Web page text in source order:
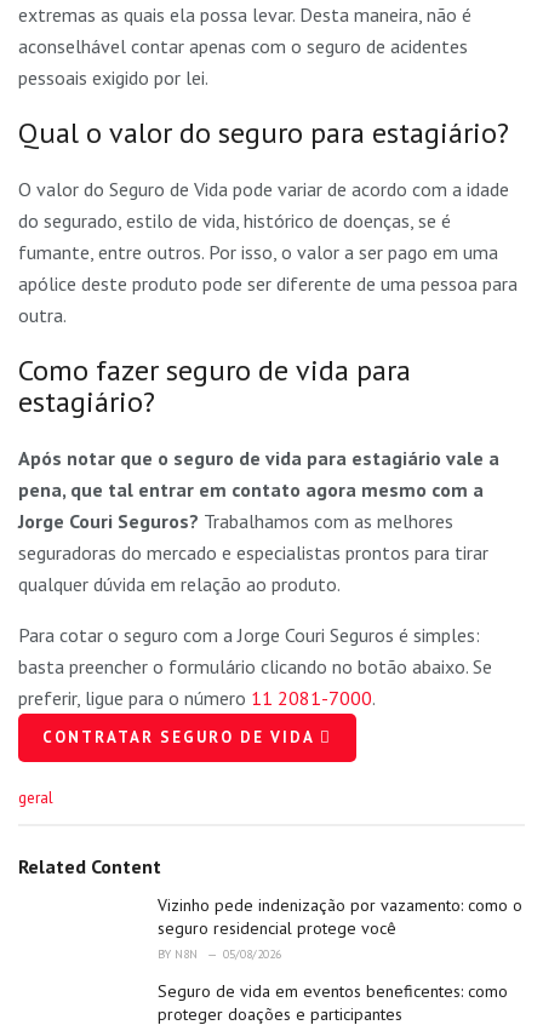
extremas as quais ela possa levar. Desta maneira, não é
aconselhável contar apenas com o seguro de acidentes
pessoais exigido por lei.
Qual o valor do seguro para estagiário?
O valor do Seguro de Vida pode variar de acordo com a idade
do segurado, estilo de vida, histórico de doenças, se é
fumante, entre outros. Por isso, o valor a ser pago em uma
apólice deste produto pode ser diferente de uma pessoa para
outra.
Como fazer seguro de vida para
estagiário?
Após notar que o seguro de vida para estagiário vale a
pena, que tal entrar em contato agora mesmo com a
Jorge Couri Seguros? Trabalhamos com as melhores
seguradoras do mercado e especialistas prontos para tirar
qualquer dúvida em relação ao produto.
Para cotar o seguro com a Jorge Couri Seguros é simples:
basta preencher o formulário clicando no botão abaixo. Se
preferir, ligue para o número 11 2081-7000.
CONTRATAR SEGURO DE VIDA
C
e
geral
Related Content
Vizinho pede indenização por vazamento: como o
seguro residencial protege você
BY N8N 05/08/2026
Seguro de vida em eventos beneficentes: como
proteger doações e participantes